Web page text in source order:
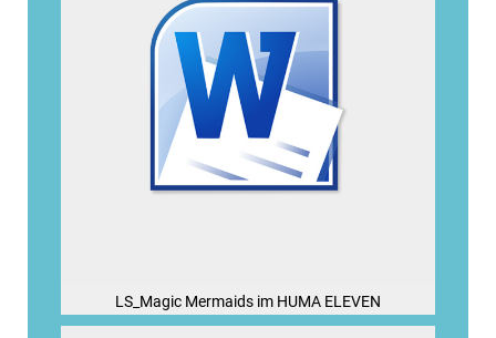
LS_Magic Mermaids im HUMA ELEVEN